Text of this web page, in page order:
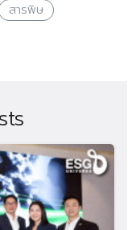
สารพิษ